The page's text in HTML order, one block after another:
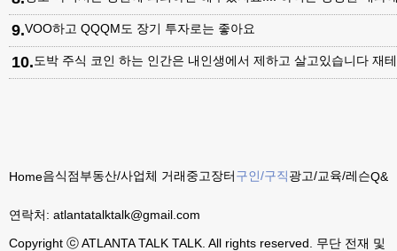
9.VOO하고 QQQM도 장기 투자로는 좋아요
10.도박 주식 코인 하는 인간은 내인생에서 제하고 살고있습니다 재
Home음식점부동산/사업체 거래중고장터구인/구직광고/교육/레슨Q&A
연락처: atlantatalktalk@gmail.com
Copyright ⓒ ATLANTA TALK TALK. All rights reserved. 무단 전재 및